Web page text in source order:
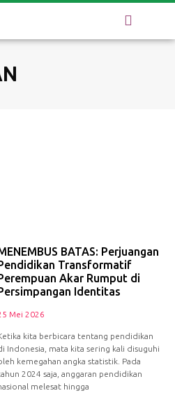
BATAS: Perjuangan
Transformatif
Akar Rumput di
Identitas
Mei 2026
kita berbicara tentang pendidikan
Indonesia, mata kita sering kali disuguhi
kemegahan angka statistik. Pada
2024 saja, anggaran pendidikan
melesat hingga